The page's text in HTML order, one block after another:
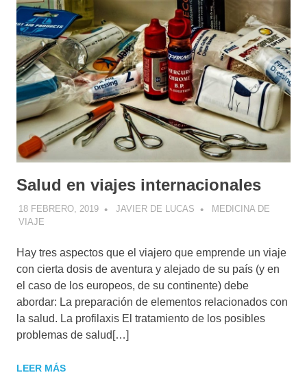
Salud en viajes internacionales
18 FEBRERO, 2019 JAVIER DE LUCAS
MEDICINA DE
VIAJE
Hay tres aspectos que el viajero que emprende un viaje
con cierta dosis de aventura y alejado de su país (y en
el caso de los europeos, de su continente) debe
abordar: La preparación de elementos relacionados con
la salud. La profilaxis El tratamiento de los posibles
problemas de salud[…]
LEER MÁS